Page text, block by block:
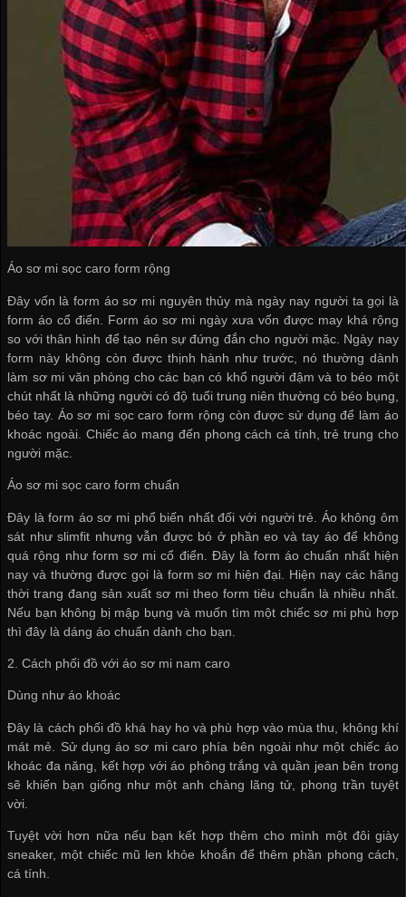
Áo sơ mi sọc caro form rộng
Đây vốn là form áo sơ mi nguyên thủy mà ngày nay người ta gọi là
form áo cổ điển. Form áo sơ mi ngày xưa vốn được may khá rộng
so với thân hình để tạo nên sự đứng đắn cho người mặc. Ngày nay
form này không còn được thịnh hành như trước, nó thường dành
làm sơ mi văn phòng cho các bạn có khổ người đậm và to béo một
chút nhất là những người có độ tuổi trung niên thường có béo bụng,
béo tay. Áo sơ mi sọc caro form rộng còn được sử dụng để làm áo
khoác ngoài. Chiếc áo mang đến phong cách cá tính, trẻ trung cho
người mặc.
Áo sơ mi sọc caro form chuẩn
Đây là form áo sơ mi phổ biến nhất đối với người trẻ. Áo không ôm
sát như slimfit nhưng vẫn được bó ở phần eo và tay áo để không
quá rộng như form sơ mi cổ điển. Đây là form áo chuẩn nhất hiện
nay và thường được gọi là form sơ mi hiện đại. Hiện nay các hãng
thời trang đang sản xuất sơ mi theo form tiêu chuẩn là nhiều nhất.
Nếu bạn không bị mập bụng và muốn tìm một chiếc sơ mi phù hợp
thì đây là dáng áo chuẩn dành cho bạn.
2. Cách phối đồ với áo sơ mi nam caro
Dùng như áo khoác
Đây là cách phối đồ khá hay ho và phù hợp vào mùa thu, không khí
mát mẻ. Sử dụng áo sơ mi caro phía bên ngoài như một chiếc áo
khoác đa năng, kết hợp với áo phông trắng và quần jean bên trong
sẽ khiến bạn giống như một anh chàng lãng tử, phong trần tuyệt
vời.
Tuyệt vời hơn nữa nếu bạn kết hợp thêm cho mình một đôi giày
sneaker, một chiếc mũ len khỏe khoắn để thêm phần phong cách,
cá tính.